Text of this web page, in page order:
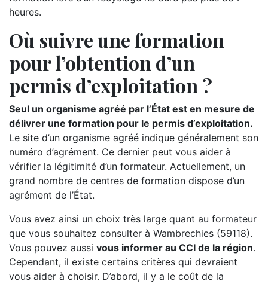
heures.
Où suivre une formation
pour l’obtention d’un
permis d’exploitation ?
Seul un organisme agréé par l’État est en mesure de
délivrer une formation pour le permis d’exploitation.
Le site d’un organisme agréé indique généralement son
numéro d’agrément. Ce dernier peut vous aider à
vérifier la légitimité d’un formateur. Actuellement, un
grand nombre de centres de formation dispose d’un
agrément de l’État.
Vous avez ainsi un choix très large quant au formateur
que vous souhaitez consulter à Wambrechies (59118).
Vous pouvez aussi vous informer au CCI de la région.
Cependant, il existe certains critères qui devraient
vous aider à choisir. D’abord, il y a le coût de la